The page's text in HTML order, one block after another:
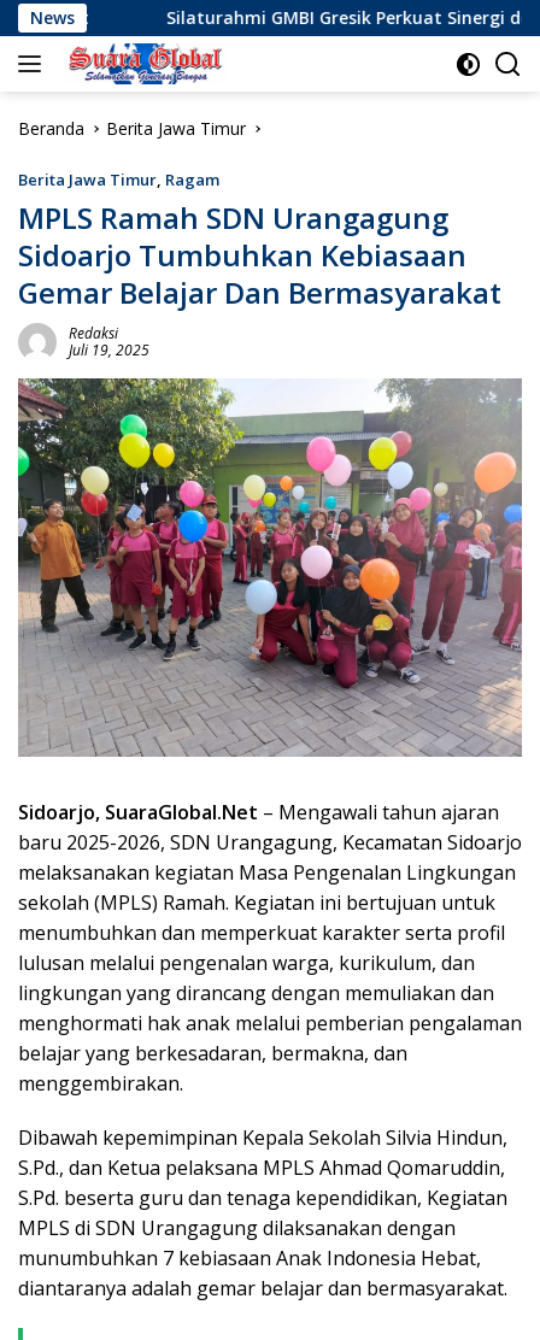
Langsung
ke
konten
News
Silaturahmi GMBI Gresik Perkuat Sinergi dengan Komunitas
Beranda Berita Jawa Timur
Berita Jawa Timur, Ragam
MPLS Ramah SDN Urangagung
Sidoarjo Tumbuhkan Kebiasaan
Gemar Belajar Dan Bermasyarakat
Redaksi
Juli 19, 2025
Sidoarjo, SuaraGlobal.Net – Mengawali tahun ajaran
baru 2025-2026, SDN Urangagung, Kecamatan Sidoarjo
melaksanakan kegiatan Masa Pengenalan Lingkungan
sekolah (MPLS) Ramah. Kegiatan ini bertujuan untuk
menumbuhkan dan memperkuat karakter serta profil
lulusan melalui pengenalan warga, kurikulum, dan
lingkungan yang dirancang dengan memuliakan dan
menghormati hak anak melalui pemberian pengalaman
belajar yang berkesadaran, bermakna, dan
menggembirakan.
Dibawah kepemimpinan Kepala Sekolah Silvia Hindun,
S.Pd., dan Ketua pelaksana MPLS Ahmad Qomaruddin,
S.Pd. beserta guru dan tenaga kependidikan, Kegiatan
MPLS di SDN Urangagung dilaksanakan dengan
munumbuhkan 7 kebiasaan Anak Indonesia Hebat,
diantaranya adalah gemar belajar dan bermasyarakat.